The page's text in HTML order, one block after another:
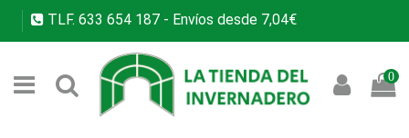
TLF. 633 654 187 - Envíos desde 7,04€
0